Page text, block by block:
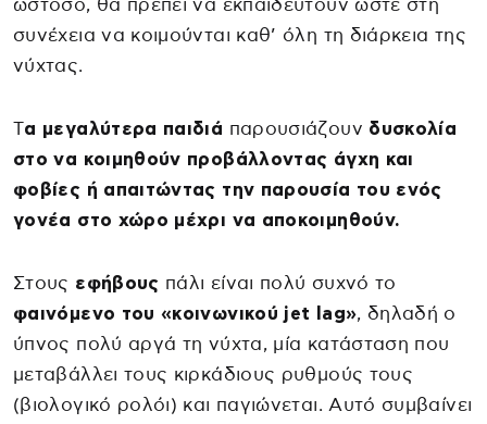
ωστόσο, θα πρέπει να εκπαιδευτούν ώστε στη
συνέχεια να κοιμούνται καθ’ όλη τη διάρκεια της
νύχτας.
Τα μεγαλύτερα παιδιά παρουσιάζουν δυσκολία
στο να κοιμηθούν προβάλλοντας άγχη και
φοβίες ή απαιτώντας την παρουσία του ενός
γονέα στο χώρο μέχρι να αποκοιμηθούν.
Στους εφήβους πάλι είναι πολύ συχνό το
φαινόμενο του «κοινωνικού jet lag», δηλαδή ο
ύπνος πολύ αργά τη νύχτα, μία κατάσταση που
μεταβάλλει τους κιρκάδιους ρυθμούς τους
(βιολογικό ρολόι) και παγιώνεται. Αυτό συμβαίνει